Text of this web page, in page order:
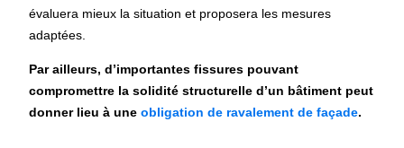
évaluera mieux la situation et proposera les mesures
adaptées.
Par ailleurs, d’importantes fissures pouvant
compromettre la solidité structurelle d’un bâtiment peut
donner lieu à uneobligation de ravalement de façade.